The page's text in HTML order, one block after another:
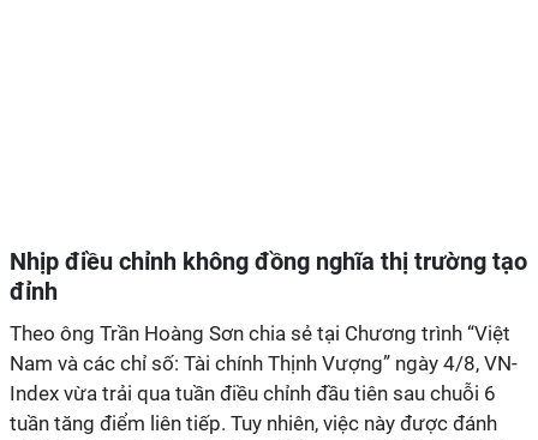
Nhịp điều chỉnh không đồng nghĩa thị trường tạo
đỉnh
Theo ông Trần Hoàng Sơn chia sẻ tại Chương trình “Việt
Nam và các chỉ số: Tài chính Thịnh Vượng” ngày 4/8, VN-
Index vừa trải qua tuần điều chỉnh đầu tiên sau chuỗi 6
tuần tăng điểm liên tiếp. Tuy nhiên, việc này được đánh